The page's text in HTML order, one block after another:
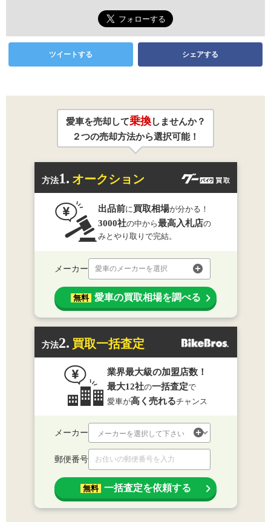
ツイートする シェアする
愛車を売却して乗換しませんか？
２つの売却方法から選択可能！
方法1. オークション
出品前に買取相場が分かる！
3000社の中から最高入札店の
みとやり取りで完結。
メーカー 愛車のメーカーを選択
無料 愛車の買取相場を調べる
方法2. 買取一括査定
業界最大級の加盟店数！
最大12社の一括査定で
愛車が高く売れるチャンス
メーカー
郵便番号
無料 一括査定を依頼する